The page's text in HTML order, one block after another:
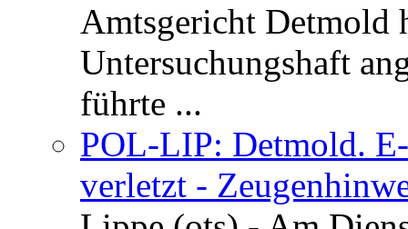
Amtsgericht Detmold
Untersuchungshaft
führte ...
POL-LIP: Detmold.
verletzt -